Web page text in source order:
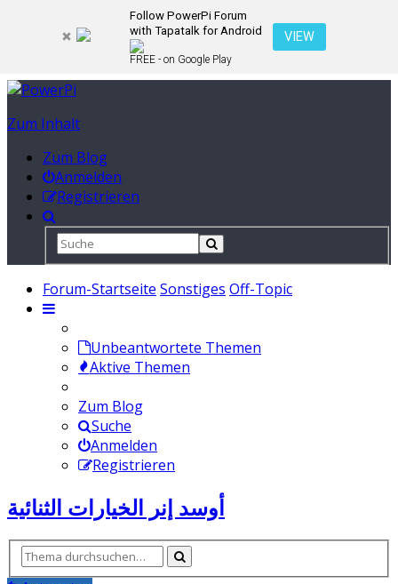
Follow PowerPi Forum
with Tapatalk for Android
FREE - on Google Play
VIEW
Zum Inhalt
Zum Blog
Anmelden
Registrieren
Forum-Startseite Sonstiges Off-Topic
Unbeantwortete Themen
Aktive Themen
Zum Blog
Suche
Anmelden
Registrieren
أوسد إنر الخيارات الثنائية